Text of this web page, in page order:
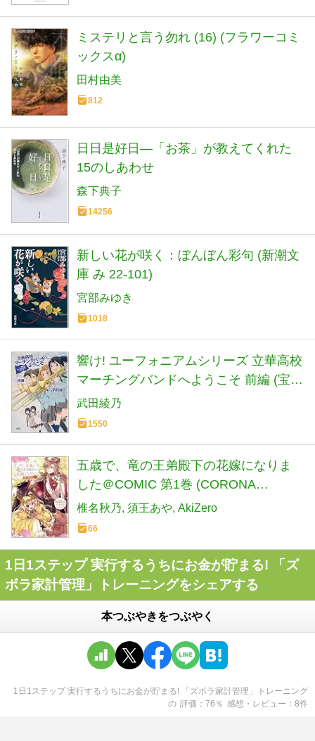
ミステリと言う勿れ (16) (フラワーコミ
ックスα)
田村由美
812
日日是好日―「お茶」が教えてくれた
15のしあわせ
森下典子
14256
新しい花が咲く：ぼんぼん彩句 (新潮文
庫 み 22-101)
宮部みゆき
1018
響け! ユーフォニアムシリーズ 立華高校
マーチングバンドへようこそ 前編 (宝島
社文庫)
武田綾乃
1550
五歳で、竜の王弟殿下の花嫁になりま
した＠COMIC 第1巻 (CORONA
COMICS)
椎名秋乃 須王あや AkiZero
66
1日1ステップ 実行するうちにお金が貯まる! 「ズ
ボラ家計管理」トレーニングをシェアする
本つぶやきをつぶやく
1日1ステップ 実行するうちにお金が貯まる! 「ズボラ家計管理」トレーニング
の 評価 76 ％ 感想・レビュー 8件